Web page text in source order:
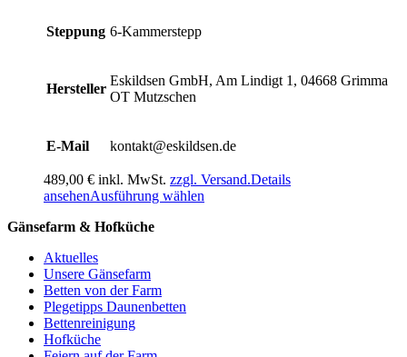
Steppung 6-Kammerstepp
Hersteller
Eskildsen GmbH, Am Lindigt 1, 04668 Grimma
OT Mutzschen
E-Mail kontakt@eskildsen.de
489,00 € inkl. MwSt. zzgl. Versand.Details
ansehenAusführung wählen
Gänsefarm & Hofküche
Aktuelles
Unsere Gänsefarm
Betten von der Farm
Plegetipps Daunenbetten
Bettenreinigung
Hofküche